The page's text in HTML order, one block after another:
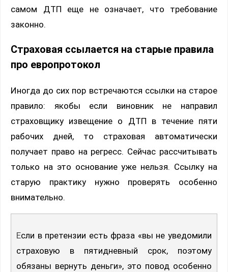
самом ДТП еще не означает, что требование
законно.
Страховая ссылается на старые правила
про европротокол
Иногда до сих пор встречаются ссылки на старое
правило: якобы если виновник не направил
страховщику извещение о ДТП в течение пяти
рабочих дней, то страховая автоматически
получает право на регресс. Сейчас рассчитывать
только на это основание уже нельзя. Ссылку на
старую практику нужно проверять особенно
внимательно.
Если в претензии есть фраза «вы не уведомили
страховую в пятидневный срок, поэтому
обязаны вернуть деньги», это повод особенно